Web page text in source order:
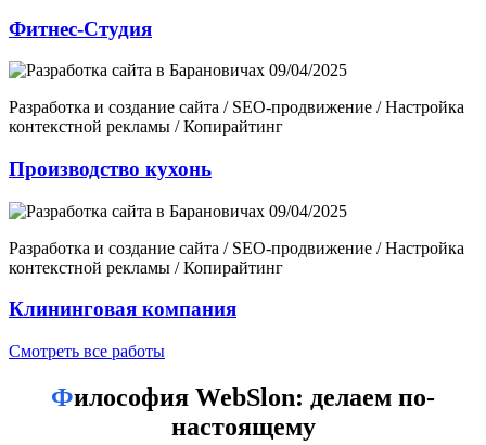
Сайт сегодня выполняет сразу несколько функций:
Привлечение клиентов
— через поисковые системы,
рекламу и соцсети;
Продажи и конверсии — онлайн-магазины и сервисы
бронирования;
Формирование имиджа
Автоматизация процессов
Маркетинг и аналитика— сбор данных о поведении
клиентов, улучшение продаж.
Компания, которая хочет расти, нуждается в эффективном
профессиональной студией
Индивидуальный подход— дизайн и структура под
Фитнес-Студия
Разработка и создание сайта / SEO-продвижение / Настройка
контекстной рекламы / Копирайтинг
Производство кухонь
Разработка и создание сайта / SEO-продвижение / Настройка
контекстной рекламы / Копирайтинг
Клининговая компания
Смотреть все работы
Философия WebSlon: делаем по-
настоящему